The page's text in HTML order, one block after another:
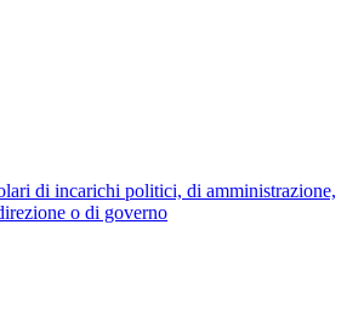
di incarichi politici, di amministrazione,
o di governo